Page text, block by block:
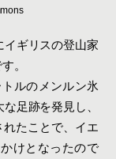
イギリスの登山家
。
ルのメンルン氷
足跡を発見し、
たことで、イエ
けとなったので